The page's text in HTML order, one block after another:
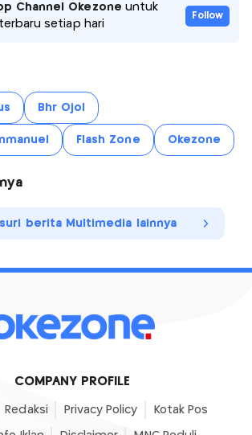
Channel Okezone untuk
setiap hari
Follow
Bhr Ojol
Flash Zone Okezone
berita Multimedia lainnya
COMPANY PROFILE
Redaksi Privacy Policy Kotak Pos